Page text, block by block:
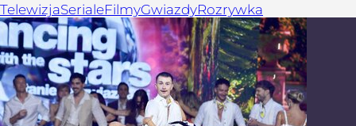
TelewizjaSerialeFilmyGwiazdyRozrywka